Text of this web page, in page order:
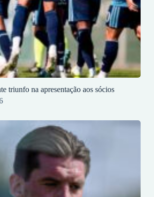
triunfo na apresentação aos sócios